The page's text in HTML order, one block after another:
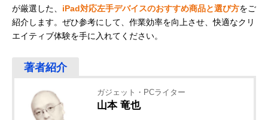
が厳選した、 iPad対応左手デバイスのおすすめ商品と選び方をご
紹介します。ぜひ参考にして、作業効率を向上させ、快適なクリ
エイティブ体験を手に入れてください。
ガジェット・PCライター
山本 竜也